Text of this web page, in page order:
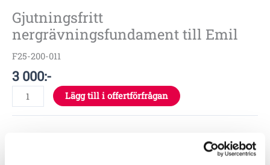
Gjutningsfritt
nergrävningsfundament till Emil
F25-200-011
3 000:-
Lägg till i offertförfrågan